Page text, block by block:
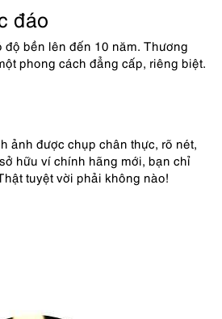
đáo
bền lên đến 10 năm. Thương
phong cách đẳng cấp, riêng biệt.
ảnh được chụp chân thực, rõ nét,
hữu ví chính hãng mới, bạn chỉ
tuyệt vời phải không nào!